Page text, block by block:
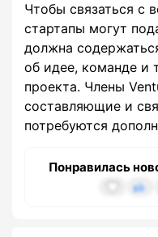
Чтобы связаться с
стартапы могут
должна
об идее, команде и
проекта. Члены
составляющие и
потребуются
Понравилась